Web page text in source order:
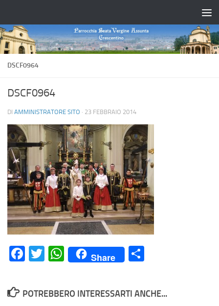
DSCF0964
DSCF0964
DI AMMINISTRATORE SITO · 23 FEBBRAIO 2014
Facebook
Twitter
WhatsApp
Share
POTREBBERO INTERESSARTI ANCHE...